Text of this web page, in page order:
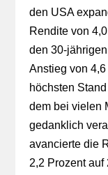
den USA
Rendite von
den 30-
Anstieg von
höchsten
dem bei vielen
gedanklich
avancierte die
2,2 Prozent